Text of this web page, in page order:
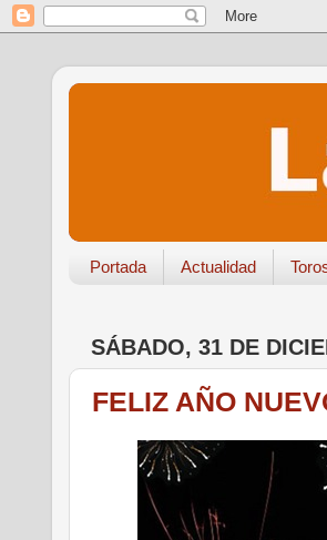
Portada Actualidad
SÁBADO, 31 DE
FELIZ AÑO